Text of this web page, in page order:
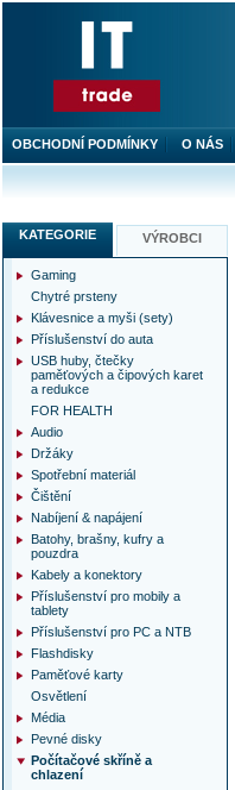
KATEGORIE VÝROBCI
Gaming
Chytré prsteny
Klávesnice a myši (sety)
Příslušenství do auta
USB huby, čtečky
paměťových a čipových karet
a redukce
FOR HEALTH
Audio
Držáky
Spotřební materiál
Čištění
Nabíjení & napájení
Batohy, brašny, kufry a
pouzdra
Kabely a konektory
Příslušenství pro mobily a
tablety
Příslušenství pro PC a NTB
Flashdisky
Paměťové karty
Osvětlení
Média
Pevné disky
Počítačové skříně a
chlazení
OBCHODNÍ PODMÍNKY O NÁS